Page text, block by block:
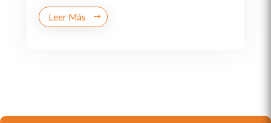
Leer Más